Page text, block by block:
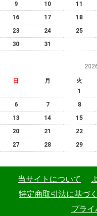
9
10 11
16
17 18
23
24 25
30
31
日 月 火
1
6
7 8
13
14 15
20
21 22
27
28 29
当サイトについて
特定商取引法に基づ
プラ